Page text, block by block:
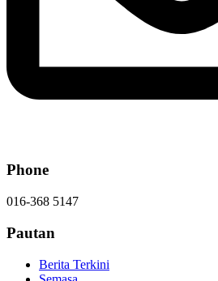
Phone
016-368 5147
Pautan
Berita Terkini